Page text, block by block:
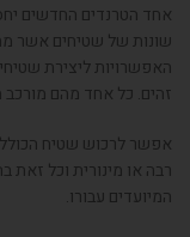
אחד הטרנדים החדשים
שונות של שטיחים אשר
האפשרויות ליצירת
זהים. כל אחד מהם מורכב
אפשר לרכוש שטיח הכולל
רבה או מינורית וכל
המיועדים עבורו.